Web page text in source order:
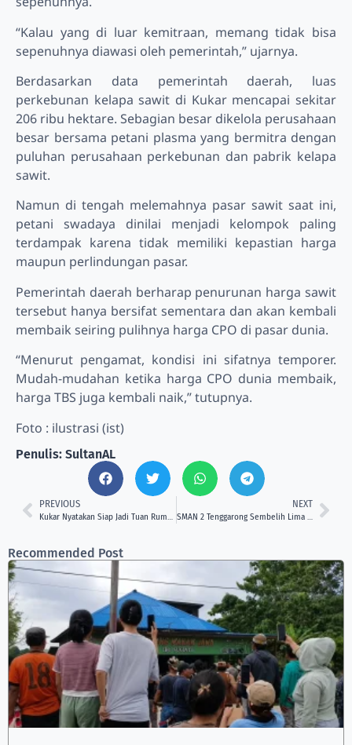
“Kalau yang di luar kemitraan, memang tidak bisa
sepenuhnya diawasi oleh pemerintah,” ujarnya.
Berdasarkan data pemerintah daerah, luas
perkebunan kelapa sawit di Kukar mencapai sekitar
206 ribu hektare. Sebagian besar dikelola perusahaan
besar bersama petani plasma yang bermitra dengan
puluhan perusahaan perkebunan dan pabrik kelapa
sawit.
Namun di tengah melemahnya pasar sawit saat ini,
petani swadaya dinilai menjadi kelompok paling
terdampak karena tidak memiliki kepastian harga
maupun perlindungan pasar.
Pemerintah daerah berharap penurunan harga sawit
tersebut hanya bersifat sementara dan akan kembali
membaik seiring pulihnya harga CPO di pasar dunia.
“Menurut pengamat, kondisi ini sifatnya temporer.
Mudah-mudahan ketika harga CPO dunia membaik,
harga TBS juga kembali naik,” tutupnya.
Foto : ilustrasi (ist)
Penulis: SultanAL
PREVIOUS
Kukar Nyatakan Siap Jadi Tuan Rumah MTQ Provinsi Kaltim 2026
NEXT
SMAN 2 Tenggarong Sembelih Lima Sapi Kurban, Ahmad Yani Turut Berbagi
Recommended Post